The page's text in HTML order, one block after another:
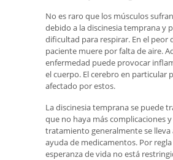
No es raro que los músculos
debido a la discinesia temprana y
dificultad para respirar. En el peor
paciente muere por falta de aire.
enfermedad puede provocar
el cuerpo. El cerebro en particular
afectado por estos.
La discinesia temprana se puede
que no haya más complicaciones y
tratamiento generalmente se lleva
ayuda de medicamentos. Por
esperanza de vida no está